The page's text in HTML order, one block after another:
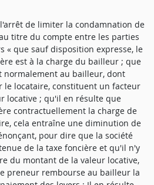
de limiter la condamnation de
titre du compte entre les parties
« que sauf disposition expresse, le
est à la charge du bailleur ; que
normalement au bailleur, dont
le locataire, constituent un facteur
locative ; qu'il en résulte que
contractuellement la charge de
cela entraîne une diminution de
pour dire que la société
de la taxe foncière et qu'il n'y
du montant de la valeur locative,
preneur rembourse au bailleur la